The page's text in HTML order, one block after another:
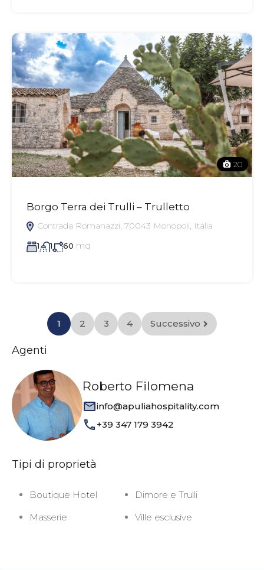
20
Borgo Terra dei Trulli – Trulletto
Contrada Romanazzi, 70043 Monopoli, Italia
1 1 60 mq
1 2 3 4 Successivo
Agenti
Roberto Filomena
info@apuliahospitality.com
+39 347 179 3942
Tipi di proprietà
Boutique Hotel
Dimore e Trulli
Masserie
Ville esclusive